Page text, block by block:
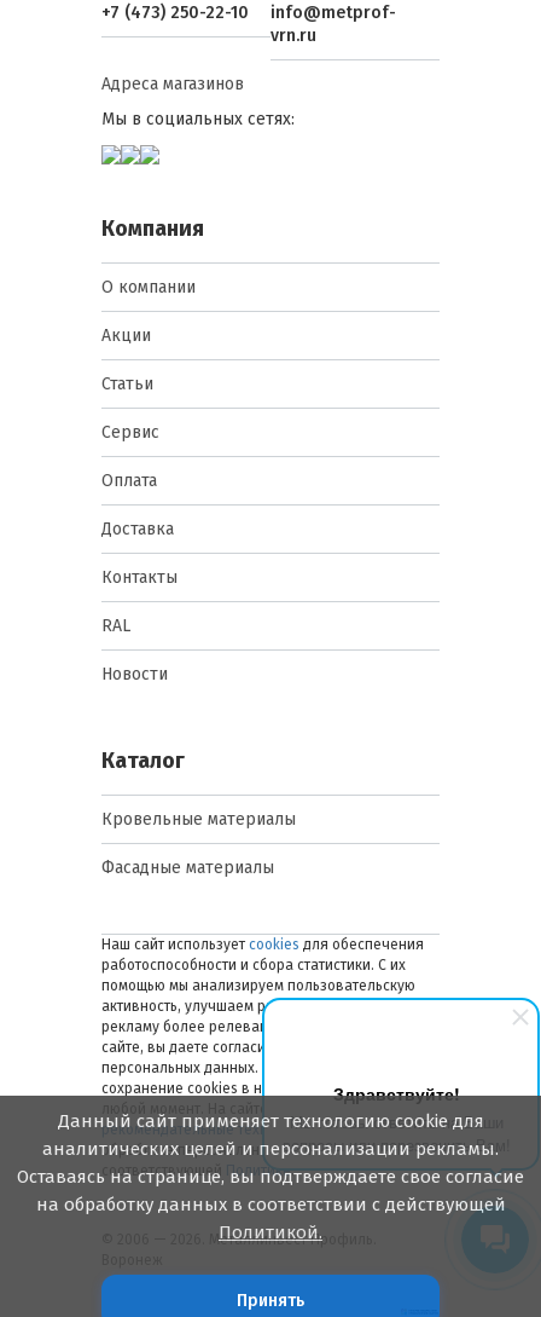
Здравствуйте!
Мы готовы ответить на Ваши
вопросы или перезвонить Вам!
+7 (473) 250-22-10
info@metprof-
vrn.ru
Адреса магазинов
Мы в социальных сетях:
Компания
О компании
Акции
Статьи
Сервис
Оплата
Доставка
Контакты
RAL
Новости
Каталог
Кровельные материалы
Фасадные материалы
Наш сайт использует cookies для обеспечения
работоспособности и сбора статистики. С их
помощью мы анализируем пользовательскую
активность, улучшаем работу сайта и делаем
рекламу более релевантной. Оставаясь на
сайте, вы даете согласие на обработку ваших
персональных данных. Вы можете отключить
сохранение cookies в настройках браузера в
любой момент. На сайте также применяются
рекомендательные технологии. Подробнее об
обработке персональных данных — в
соответствующей
Политике.
© 2006 — 2026. Металлинвест Профиль.
Данный сайт применяет технологию cookie для
аналитических целей и персонализации рекламы.
Оставаясь на странице, вы подтверждаете свое согласие
на обработку данных в соответствии с действующей
Политикой.
Принять